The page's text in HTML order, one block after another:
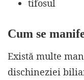
tifosul
Cum se
Există multe
dischineziei